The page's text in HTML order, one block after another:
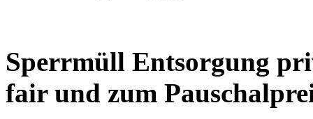
Sperrmüll Entsorgung
fair und zum